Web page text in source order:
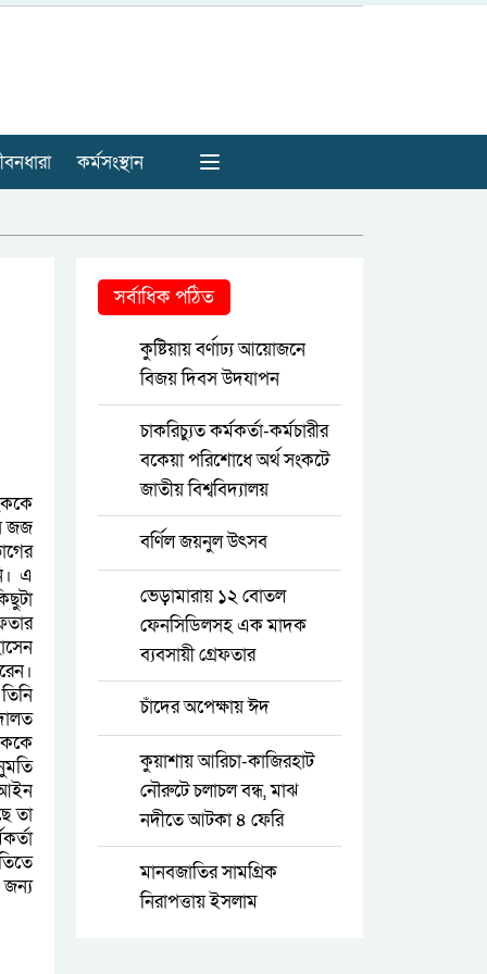
কর্মসংস্থান
জজ
এ
আইন
তা
জন্য
সর্বাধিক পঠিত
কুষ্টিয়ায় বর্ণাঢ্য আয়োজনে
বিজয় দিবস উদযাপন
চাকরিচ্যুত কর্মকর্তা-কর্মচারীর
বকেয়া পরিশোধে অর্থ সংকটে
জাতীয় বিশ্ববিদ্যালয়
বর্ণিল জয়নুল উৎসব
ভেড়ামারায় ১২ বোতল
ফেনসিডিলসহ এক মাদক
ব্যবসায়ী গ্রেফতার
চাঁদের অপেক্ষায় ঈদ
কুয়াশায় আরিচা-কাজিরহাট
নৌরুটে চলাচল বন্ধ, মাঝ
নদীতে আটকা ৪ ফেরি
মানবজাতির সামগ্রিক
নিরাপত্তায় ইসলাম